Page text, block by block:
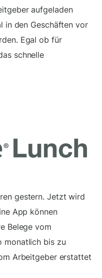
aufgeladen
in den Geschäften vor
Egal ob für
schnelle
gestern. Jetzt wird
App können
Belege vom
monatlich bis zu
Arbeitgeber erstattet